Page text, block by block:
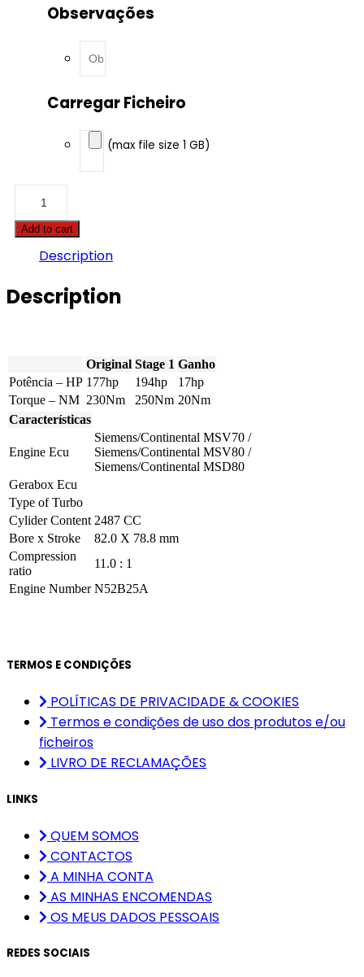
Observações
Carregar Ficheiro
(max file size 1 GB)
5
serie
quantity
Add to cart
Description
Description
Original Stage 1 Ganho
Potência – HP 177hp 194hp
17hp
Torque – NM 230Nm 250Nm 20Nm
Características
Engine Ecu
Siemens/Continental MSV70 /
Siemens/Continental MSV80 /
Siemens/Continental MSD80
Gerabox Ecu
Type of Turbo
Cylider Content 2487 CC
Bore x Stroke
82.0 X 78.8 mm
Compression
ratio
11.0 : 1
Engine Number N52B25A
TERMOS E CONDIÇÕES
POLÍTICAS DE PRIVACIDADE & COOKIES
Termos e condições de uso dos produtos e/ou
ficheiros
LIVRO DE RECLAMAÇÕES
LINKS
QUEM SOMOS
CONTACTOS
A MINHA CONTA
AS MINHAS ENCOMENDAS
OS MEUS DADOS PESSOAIS
REDES SOCIAIS